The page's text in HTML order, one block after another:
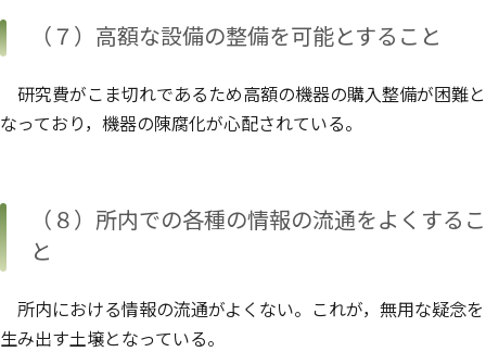
（７）高額な設備の整備を可能とすること
研究費がこま切れであるため高額の機器の購入整備が困難と
なっており，機器の陳腐化が心配されている。
（８）所内での各種の情報の流通をよくするこ
と
所内における情報の流通がよくない。これが，無用な疑念を
生み出す土壌となっている。